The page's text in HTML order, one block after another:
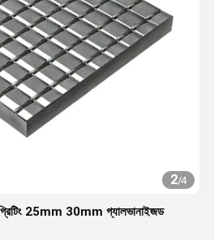
2/4
গ্রিটিং 25mm 30mm গ্যালভানাইজড